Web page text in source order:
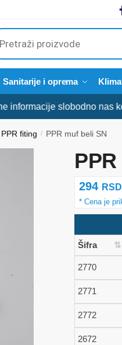
Sanitarije i oprema
slobodno nas
PPR fiting / PPR muf beli SN
294 RSD
Šifra
2770
2771
2772
2672